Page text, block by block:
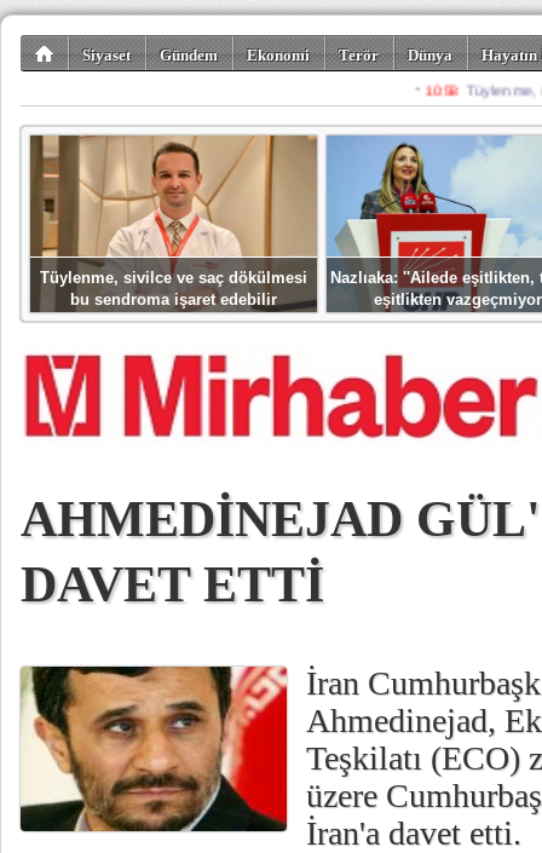
Siyaset Gündem Ekonomi Terör Dünya
Spor Misafir
Tüylenme, sivilce ve saç dökülmesi
bu sendroma işaret edebilir
Nazlıaka: ''Ailede eşitlikten,
eşitlikten
AHMEDİNEJAD
DAVET ETTİ
İran
Ahmedinejad,
Teşkilatı (ECO)
üzere
İran'a davet etti.